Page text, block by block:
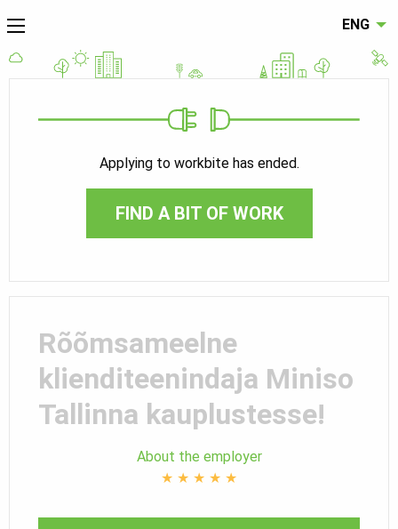
ENG
Applying to workbite has ended.
FIND A BIT OF WORK
Rõõmsameelne
klienditeenindaja Miniso
Tallinna kauplustesse!
About the employer
★ ★ ★ ★ ★